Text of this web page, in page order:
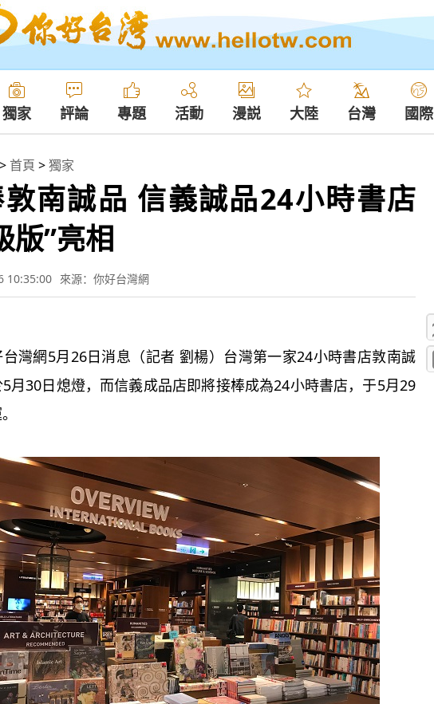
獨家 評論 專題 活動 漫説 大陸 台灣 國際
> 首頁 >獨家
南誠品 信義誠品24小時書店
版”亮相
10:35:00 來源：你好台灣網
網5月26日消息（記者 劉楊）台灣第一家24小時書店敦南誠
月30日熄燈，而信義成品店即將接棒成為24小時書店，于5月29